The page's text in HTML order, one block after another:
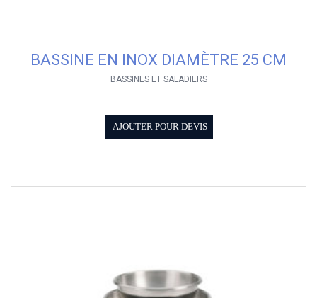
BASSINE EN INOX DIAMÈTRE 25 CM
BASSINES ET SALADIERS
AJOUTER POUR DEVIS